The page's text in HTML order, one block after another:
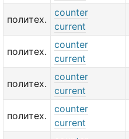
политех.
counter
current
политех.
counter
current
политех.
counter
current
политех.
counter
current